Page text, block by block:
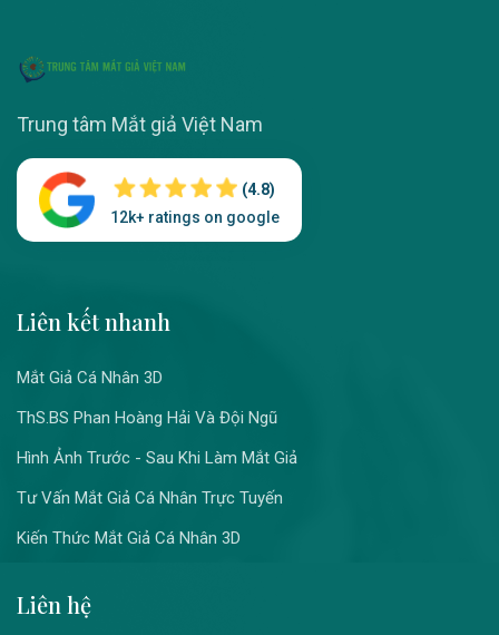
Trung tâm Mắt giả Việt Nam
(4.8)
12k+ ratings on google
Liên kết nhanh
Mắt Giả Cá Nhân 3D
ThS.BS Phan Hoàng Hải Và Đội Ngũ
Hình Ảnh Trước - Sau Khi Làm Mắt Giả
Tư Vấn Mắt Giả Cá Nhân Trực Tuyến
Kiến Thức Mắt Giả Cá Nhân 3D
Liên hệ